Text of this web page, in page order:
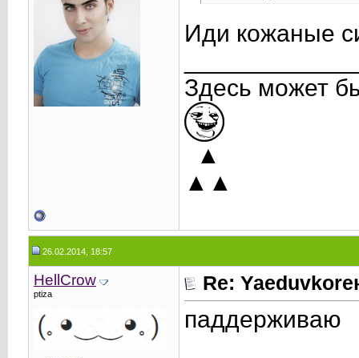
Иди кожаные
Здесь может
▲
▲▲
26.02.2014, 18:57
HellCrow
ptiza Re:
паддерживаю